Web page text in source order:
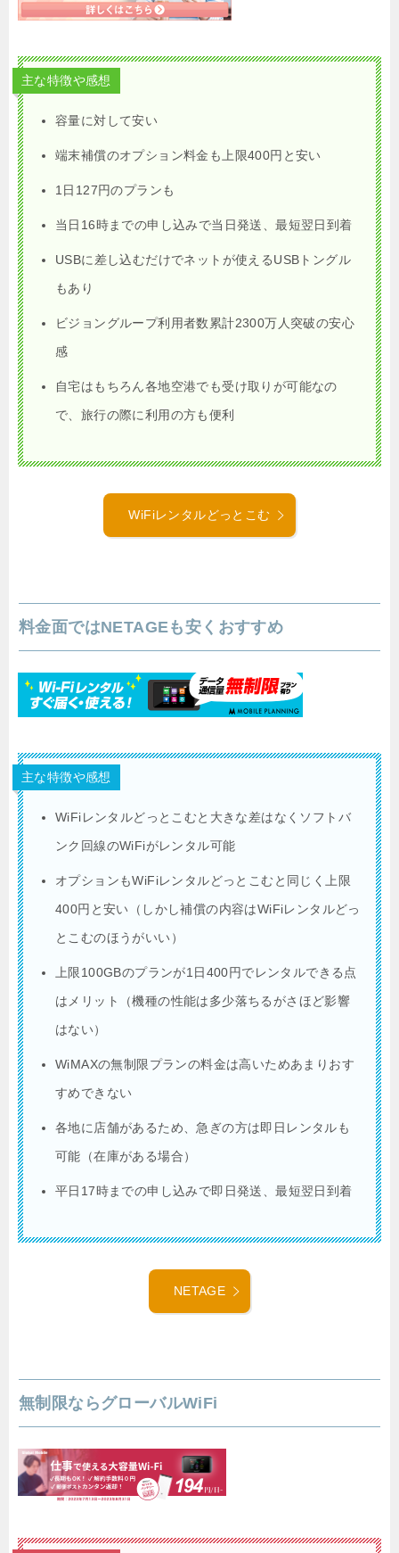
主な特徴や感想
容量に対して安い
端末補償のオプション料金も上限400円と安い
1日127円のプランも
当日16時までの申し込みで当日発送、最短翌日到着
USBに差し込むだけでネットが使えるUSBトングル
もあり
ビジョングループ利用者数累計2300万人突破の安心
感
自宅はもちろん各地空港でも受け取りが可能なの
で、旅行の際に利用の方も便利
WiFiレンタルどっとこむ
料金面ではNETAGEも安くおすすめ
主な特徴や感想
WiFiレンタルどっとこむと大きな差はなくソフトバ
ンク回線のWiFiがレンタル可能
オプションもWiFiレンタルどっとこむと同じく上限
400円と安い（しかし補償の内容はWiFiレンタルどっ
とこむのほうがいい）
上限100GBのプランが1日400円でレンタルできる点
はメリット（機種の性能は多少落ちるがさほど影響
はない）
WiMAXの無制限プランの料金は高いためあまりおす
すめできない
各地に店舗があるため、急ぎの方は即日レンタルも
可能（在庫がある場合）
平日17時までの申し込みで即日発送、最短翌日到着
NETAGE
無制限ならグローバルWiFi